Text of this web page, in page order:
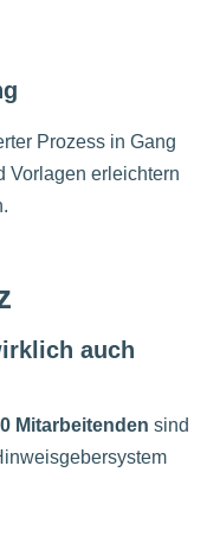
Prozess in Gang
Vorlagen erleichtern
auch
Mitarbeitenden sind